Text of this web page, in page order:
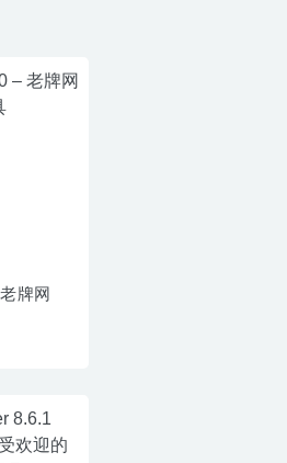
牌网